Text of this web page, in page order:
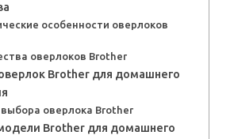
особенности оверлоков
оверлоков Brother
Brother для домашнего
оверлока Brother
Brother для домашнего